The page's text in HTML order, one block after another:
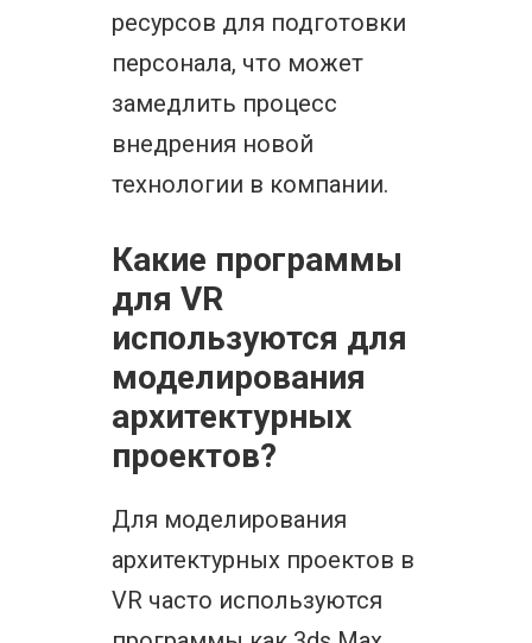
ресурсов для подготовки
персонала, что может
замедлить процесс
внедрения новой
технологии в компании.
Какие программы
для VR
используются для
моделирования
архитектурных
проектов?
Для моделирования
архитектурных проектов в
VR часто используются